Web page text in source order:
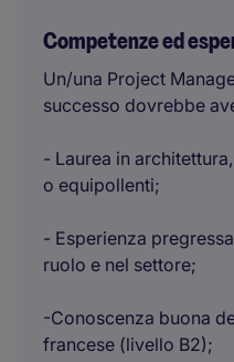
Competenze ed
Un/una Project
successo dovrebbe
- Laurea in
o equipollenti;
- Esperienza
ruolo e nel settore;
-Conoscenza buona
francese (livello B2);